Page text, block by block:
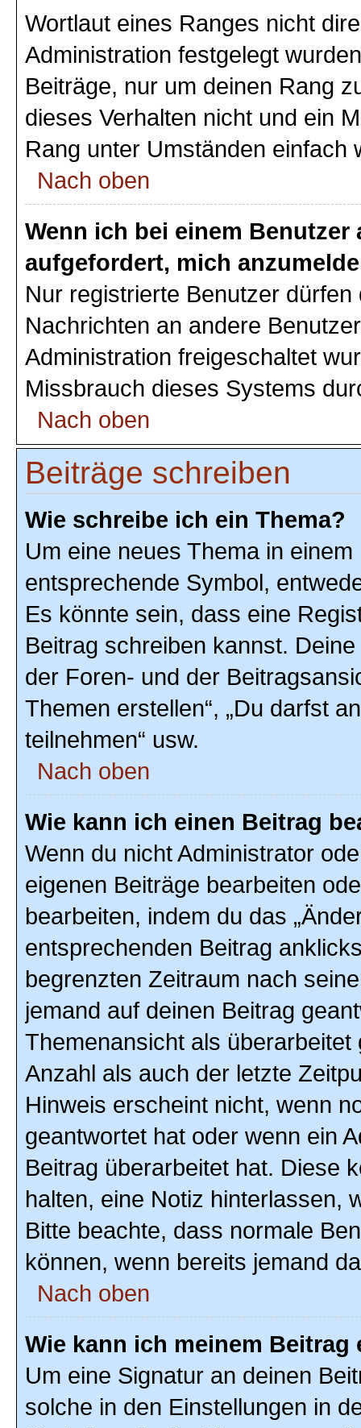
Wortlaut eines Ranges nicht
Administration festgelegt
Beiträge, nur um deinen Rang
dieses Verhalten nicht und ein
Rang unter Umständen einfach
Nach oben
Wenn ich bei einem
aufgefordert, mich
Nur registrierte Benutzer
Nachrichten an andere
Administration freigeschaltet
Missbrauch dieses Systems
Nach oben
Beiträge schreiben
Wie schreibe ich ein Thema?
Um eine neues Thema in
entsprechende Symbol,
Es könnte sein, dass eine
Beitrag schreiben kannst.
der Foren- und der
Themen erstellen“, „Du darfst
teilnehmen“ usw.
Nach oben
Wie kann ich einen Beitrag
Wenn du nicht Administrator
eigenen Beiträge bearbeiten
bearbeiten, indem du das
entsprechenden Beitrag
begrenzten Zeitraum nach
jemand auf deinen Beitrag
Themenansicht als
Anzahl als auch der letzte
Hinweis erscheint nicht, wenn
geantwortet hat oder wenn ein
Beitrag überarbeitet hat. Diese
halten, eine Notiz hinterlassen,
Bitte beachte, dass normale
können, wenn bereits jemand
Nach oben
Wie kann ich meinem
Um eine Signatur an deinen
solche in den Einstellungen in